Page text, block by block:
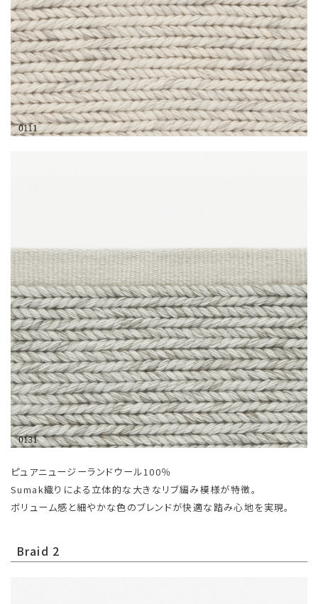
ピュアニュージーランドウール100％
Sumak織りによる立体的な大きなリブ編み模様が特徴。
ボリューム感と細やかな色のブレンドが快適な踏み心地を実現。
Braid 2